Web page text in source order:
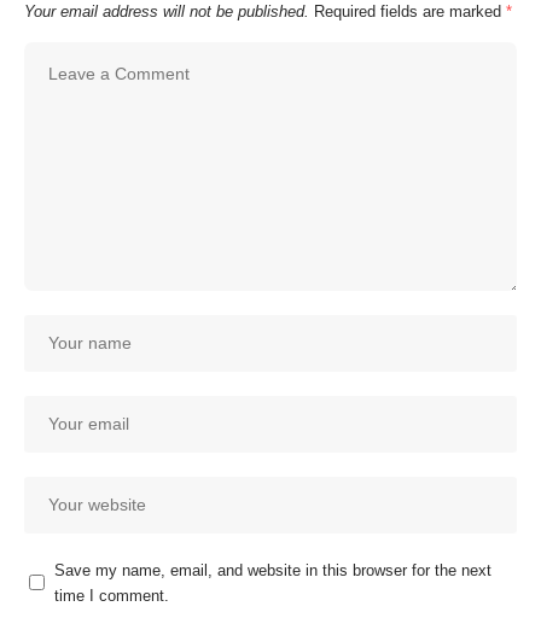
Your email address will not be published. Required fields are marked *
Save my name, email, and website in this browser for the next
time I comment.